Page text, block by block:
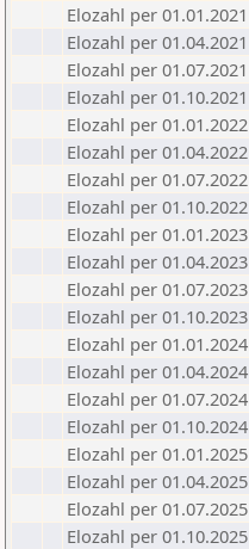
Elozahl per 01.01.2021
Elozahl per 01.04.2021
Elozahl per 01.07.2021
Elozahl per 01.10.2021
Elozahl per 01.01.2022
Elozahl per 01.04.2022
Elozahl per 01.07.2022
Elozahl per 01.10.2022
Elozahl per 01.01.2023
Elozahl per 01.04.2023
Elozahl per 01.07.2023
Elozahl per 01.10.2023
Elozahl per 01.01.2024
Elozahl per 01.04.2024
Elozahl per 01.07.2024
Elozahl per 01.10.2024
Elozahl per 01.01.2025
Elozahl per 01.04.2025
Elozahl per 01.07.2025
Elozahl per 01.10.2025